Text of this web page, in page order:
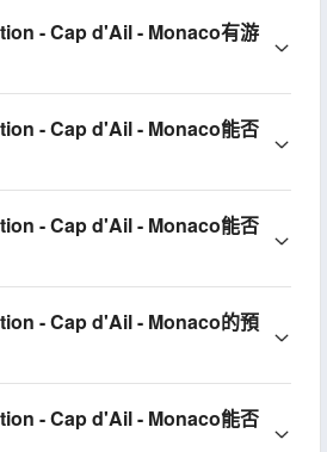
- Cap d'Ail - Monaco有游
- Cap d'Ail - Monaco能否
- Cap d'Ail - Monaco能否
- Cap d'Ail - Monaco的預
- Cap d'Ail - Monaco能否